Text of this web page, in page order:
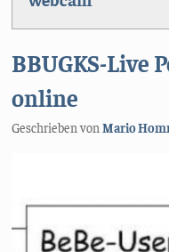
BBUGKS-Live
online
Geschrieben vonMario